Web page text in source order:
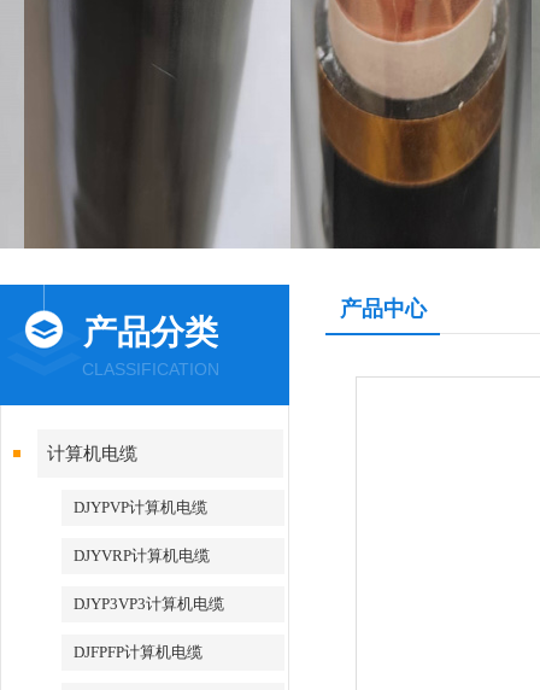
产品分类
CLASSIFICATION
计算机电缆
DJYPVP计算机电缆
DJYVRP计算机电缆
DJYP3VP3计算机电缆
DJFPFP计算机电缆
产品中心